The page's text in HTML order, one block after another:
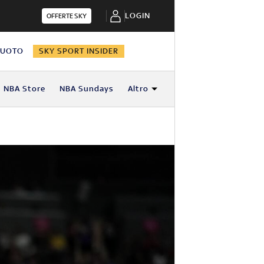
OFFERTE SKY LOGIN
SKY SPORT INSIDER
NBA Store NBA Sundays Altro